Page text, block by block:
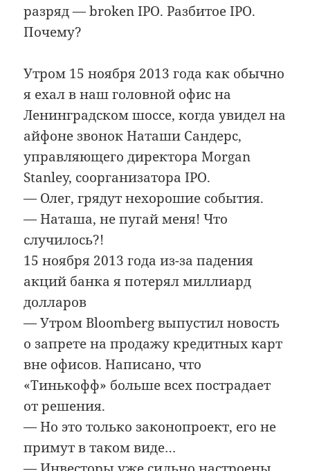
разряд — broken IPO. Разбитое IPO.
Почему?
Утром 15 ноября 2013 года как обычно
я ехал в наш головной офис на
Ленинградском шоссе, когда увидел на
айфоне звонок Наташи Сандерс,
управляющего директора Morgan
Stanley, соорганизатора IPO.
— Олег, грядут нехорошие события.
— Наташа, не пугай меня! Что
случилось?!
15 ноября 2013 года из-за падения
акций банка я потерял миллиард
долларов
— Утром Bloomberg выпустил новость
о запрете на продажу кредитных карт
вне офисов. Написано, что
«Тинькофф» больше всех пострадает
от решения.
— Но это только законопроект, его не
примут в таком виде…